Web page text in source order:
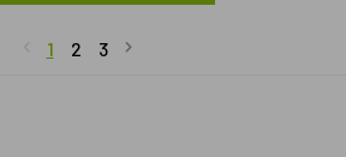
1 2 3